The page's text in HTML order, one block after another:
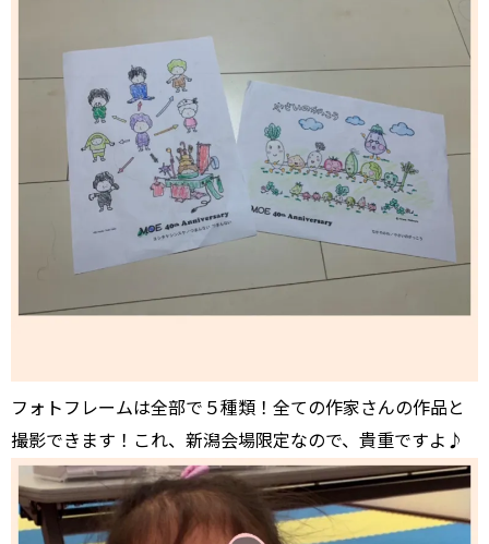
フォトフレームは全部で５種類！全ての作家さんの作品と
撮影できます！これ、新潟会場限定なので、貴重ですよ♪